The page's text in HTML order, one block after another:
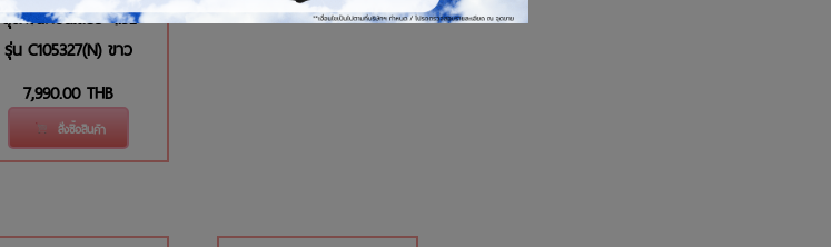
สุขภัณฑ์ชิ้นเดียว 4.5L
รุ่น C105327(N) ขาว
7,990.00 THB
สั่งซื้อสินค้า